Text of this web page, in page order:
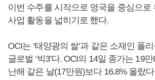
이번 수주를 시작으로 영국을 중심으로
사업 활동을 넓히기로 했다.
OCI는 ‘태양광의 쌀’과 같은 소재인 폴
글로벌 ‘빅3’다. OCI의 14일 종가는 19
난해 같은 날(17만원)보다 16.8% 올랐